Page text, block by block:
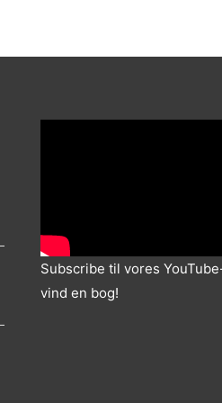
Subscribe til vores
vind en bog!